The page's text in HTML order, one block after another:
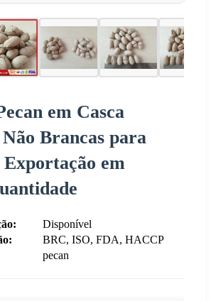
em Casca
Brancas para
em
Disponível
BRC, ISO, FDA, HACCP
pecan